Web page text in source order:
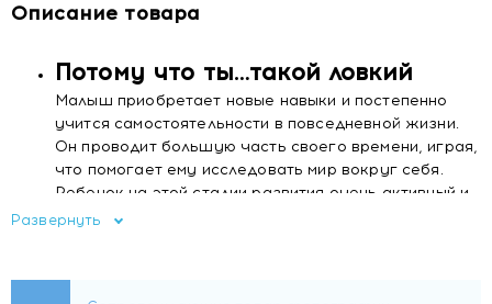
Описание товара
Потому что ты…такой ловкий
Малыш приобретает новые навыки и постепенно
учится самостоятельности в повседневной жизни.
Он проводит большую часть своего времени, играя,
что помогает ему исследовать мир вокруг себя.
Ребенок на этой стадии развития очень активный и
подвижный, а иногда и немного нетерпеливый. Quick
Также это решение, которое помогает ребенку
Развернуть